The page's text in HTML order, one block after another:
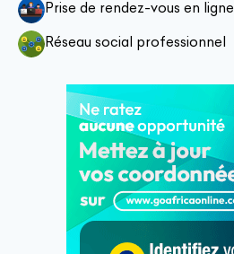
Prise de rendez-vous en ligne
Réseau social professionnel